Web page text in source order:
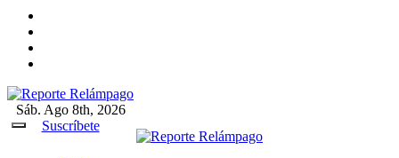
Reporte Relámpago
Claridad y rigor en cada noticia
Sáb. Ago 8th, 2026
Suscríbete